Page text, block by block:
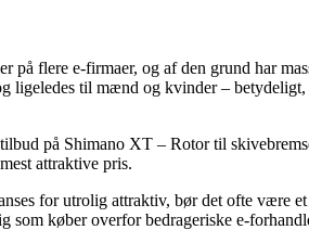
flere e-firmaer, og af den grund har
ligeledes til mænd og kvinder – betydeligt,
på Shimano XT – Rotor til
attraktive pris.
for utrolig attraktiv, bør det ofte være et
som køber overfor bedrageriske e-